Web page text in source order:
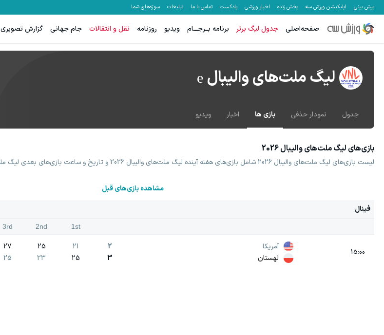
پیش بینی اپلیکیشن ورزش سه پخش زنده اخبار ورزشی پادکست تماس با ما تبلیغات سوژه‌های شما
صفحه‌اصلی جدول لیگ برتر برنامه بــرجـــام ویدیو روزنامه نقل و انتقالات جام جهانی گزارش تصویری
لیگ ملت‌های والیبال
جدول نمودار حذفی بازی ها اخبار ویدیو
بازی‌های لیگ ملت‌های والیبال 2026
لیست بازی‌های لیگ ملت‌های والیبال 2026 شامل بازی‌های هفته آینده لیگ ملت‌های والیبال 2026 و تاریخ و ساعت بازی‌های بعدی لیگ ملت‌های والیبال 2026
مشاهده بازی‌های قبل
فینال
1st
2nd
3rd
15:00
آمریکا 2
21
25
27
لهستان
3
25
23
25